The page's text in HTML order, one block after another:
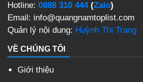
Hotline: 0888 310 444(Zalo)
Email: info@quangnamtoplist.com
Quản lý nội dung: Huỳnh Thị Trang
VỀ CHÚNG TÔI
Giới thiệu